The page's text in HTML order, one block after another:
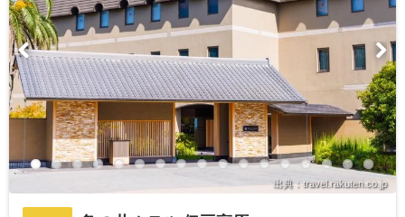
出典：travel.rakuten.co.jp